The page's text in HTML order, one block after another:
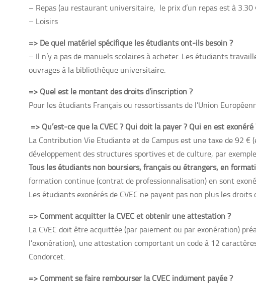
– Repas (au restaurant universitaire, le prix d’un repas est à
– Loisirs
=> De quel matériel spécifique les étudiants ont-ils besoin ?
– Il n’y a pas de manuels scolaires à acheter. Les étudiants
ouvrages à la bibliothèque universitaire.
=> Quel est le montant des droits d’inscription ?
Pour les étudiants Français ou ressortissants de l’Union
=> Qu’est-ce que la CVEC ? Qui doit la payer ? Qui en est exonéré
La Contribution Vie Etudiante et de Campus est une taxe de 92
développement des structures sportives et de culture, par
Tous les étudiants non boursiers, français ou étrangers, en
formation continue (contrat de professionnalisation) en sont
Les étudiants exonérés de CVEC ne payent pas non plus les
=> Comment acquitter la CVEC et obtenir une attestation ?
La CVEC doit être acquittée (par paiement ou par exonération)
l’exonération), une attestation comportant un code à 12
Condorcet.
=> Comment se faire rembourser la CVEC indûment payée ?